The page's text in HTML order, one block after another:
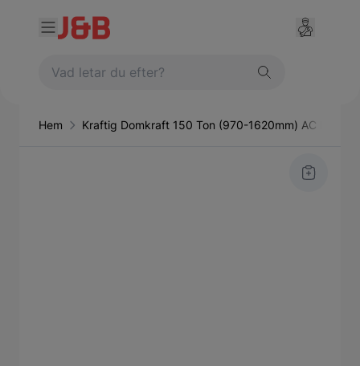
Hem Kraftig Domkraft 150 Ton (970-1620mm) AC